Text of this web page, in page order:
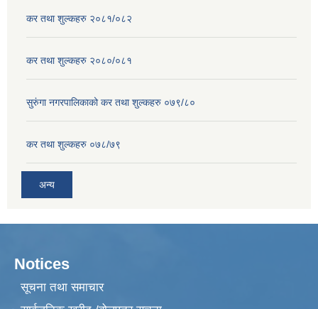
कर तथा शुल्कहरु २०८१/०८२
कर तथा शुल्कहरु २०८०/०८१
सुरुंगा नगरपालिकाको कर तथा शुल्कहरु ०७९/८०
कर तथा शुल्कहरु ०७८/७९
अन्य
Notices
सूचना तथा समाचार